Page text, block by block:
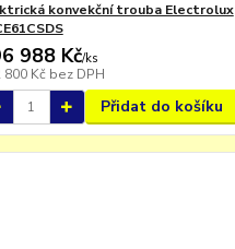
konvekční trouba Electrolux
988 Kč/ks
800 Kč bez DPH
Přidat do košíku